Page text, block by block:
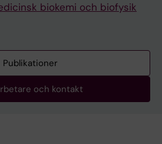
biokemi och biofysik
Publikationer
och kontakt